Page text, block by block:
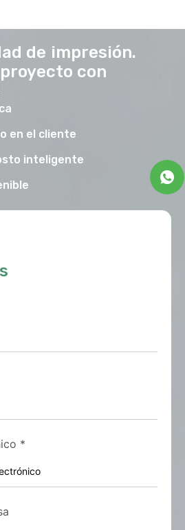
de impresión.
con
en el cliente
inteligente
*